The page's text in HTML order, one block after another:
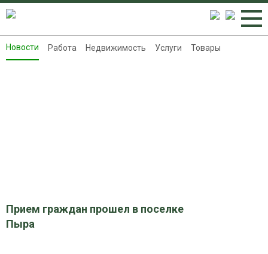
Новости
Новости Работа Недвижимость Услуги Товары
Прием граждан прошел в поселке
Пыра